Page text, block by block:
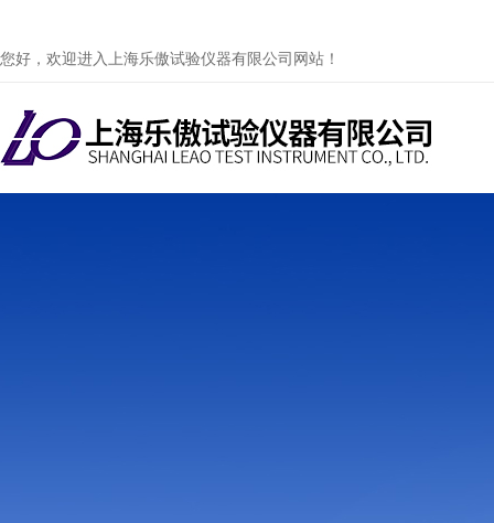
您好，欢迎进入上海乐傲试验仪器有限公司网站！